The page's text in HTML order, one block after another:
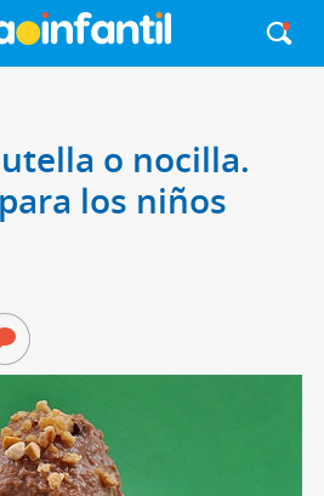
o nocilla.
los niños